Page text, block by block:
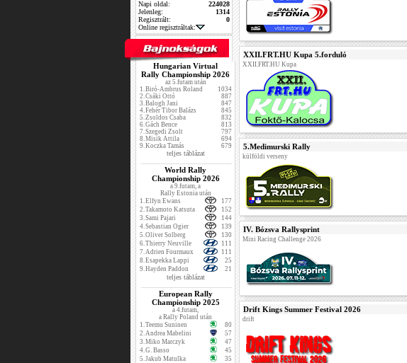
Napi oldal:
224028
Jelenleg:
1314
Regisztrált:
0
Online regisztráltak:
Hungarian Virtual
Rally Championship 2026
az 5.futam után
1.Biró-Ambrus Roland
1034
2.Csáki Ottó
887
3.Balogh Jani
847
4.Fehér Tibor Balázs
845
5.Zsoldos Csaba
832
6.Gách Bence
813
7.Szegedi Zsolt
797
8.Misik Attila
694
9.Koczka Tamás 679
teljes táblázat
World Rally
Championship 2026
a 9.futam, a
Rally Estonia után
1.Elfyn Ewans
177
2.Takamoto Katsuta
152
3.Sami Pajari
144
4.Sebastian Ogier
139
5.Oliver Solberg
130
6.Thierry Neuville
111
7.Adrien Fourmaux
111
8.Esapekka Lappi
25
9.Hayden Paddon 21
teljes táblázat
European Rally
Championship 2025
a 4.futam,
a Rally Poland után
1.Teemu Suninen
80
2.Andrea Mabelini
57
3.Miko Marczyk
47
4.G. Basso
45
5.Jakub Matulka
35
XXII.FRT.HU Kupa 5.forduló
XXII.FRT.HU Kupa
5.Medimurski Rally
külföldi verseny
IV. Bózsva Rallysprint
Mini Racing Challenge 2026
Drift Kings Summer Festival 2026
drift